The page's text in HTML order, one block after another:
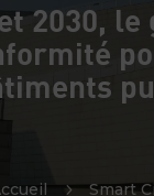
2030, le
5 Smart